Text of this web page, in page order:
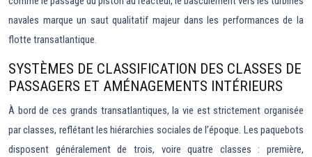
navales marque un saut qualitatif majeur dans les performances de la
flotte transatlantique.
SYSTÈMES DE CLASSIFICATION DES CLASSES DE
PASSAGERS ET AMÉNAGEMENTS INTÉRIEURS
À bord de ces grands transatlantiques, la vie est strictement organisée
par classes, reflétant les hiérarchies sociales de l’époque. Les paquebots
disposent généralement de trois, voire quatre classes : première,